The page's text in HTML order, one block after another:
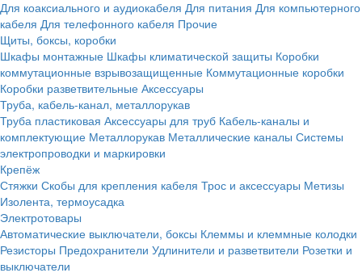
Для коаксиального и аудиокабеля Для питания Для компьютерного
кабеля Для телефонного кабеля Прочие
Щиты, боксы, коробки
Шкафы монтажные Шкафы климатической защиты Коробки
коммутационные взрывозащищенные Коммутационные коробки
Коробки разветвительные Аксессуары
Труба, кабель-канал, металлорукав
Труба пластиковая Аксессуары для труб Кабель-каналы и
комплектующие Металлорукав Металлические каналы Системы
электропроводки и маркировки
Крепёж
Стяжки Скобы для крепления кабеля Трос и аксессуары Метизы
Изолента, термоусадка
Электротовары
Автоматические выключатели, боксы Клеммы и клеммные колодки
Резисторы Предохранители Удлинители и разветвители Розетки и
выключатели